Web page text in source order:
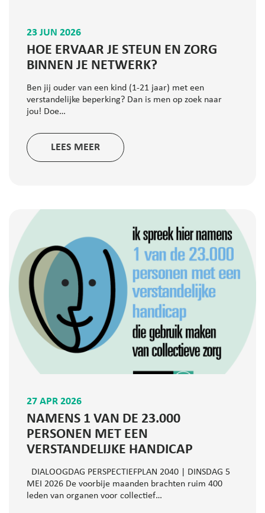
23 JUN 2026
HOE ERVAAR JE STEUN EN ZORG
BINNEN JE NETWERK?
Ben jij ouder van een kind (1-21 jaar) met een
verstandelijke beperking? Dan is men op zoek naar
jou! Doe…
LEES MEER
27 APR 2026
NAMENS 1 VAN DE 23.000
PERSONEN MET EEN
VERSTANDELIJKE HANDICAP
DIALOOGDAG PERSPECTIEFPLAN 2040 | DINSDAG 5
MEI 2026 De voorbije maanden brachten ruim 400
leden van organen voor collectief…